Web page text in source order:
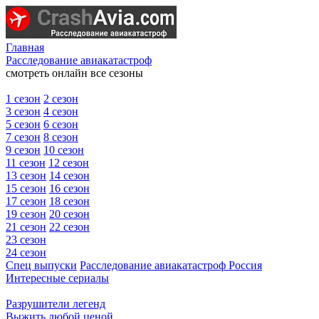
Главная
Расследование авиакатастроф
смотреть онлайн все сезоны
1 сезон 2 сезон
3 сезон 4 сезон
5 сезон 6 сезон
7 сезон 8 сезон
9 сезон 10 сезон
11 сезон 12 сезон
13 сезон 14 сезон
15 сезон 16 сезон
17 сезон 18 сезон
19 сезон 20 сезон
21 сезон 22 сезон
23 сезон
24 сезон
Спец выпуски Расследование авиакатастроф Россия
Интересные сериалы
Разрушители легенд
Выжить любой ценой